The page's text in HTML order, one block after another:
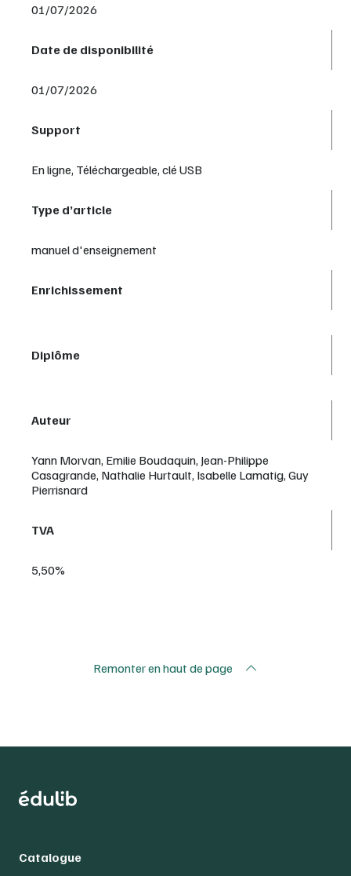
01/07/2026
Date de disponibilité
01/07/2026
Support
En ligne, Téléchargeable, clé USB
Type d’article
manuel d'enseignement
Enrichissement
Diplôme
Auteur
Yann Morvan, Emilie Boudaquin, Jean-Philippe
Casagrande, Nathalie Hurtault, Isabelle Lamatig, Guy
Pierrisnard
TVA
5,50%
Remonter en haut de page
Catalogue